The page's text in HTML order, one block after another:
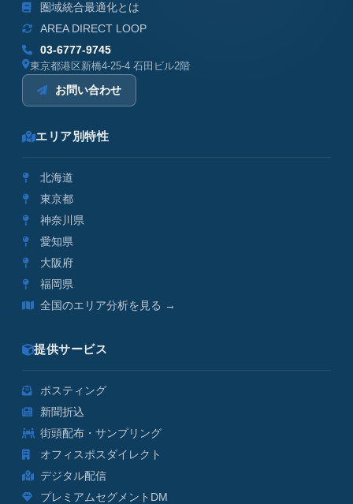
圏域統合最適化とは
AREA DIRECT LOOP
03-6777-9745
東京都港区新橋4-25-4 石田ビル2階
お問い合わせ
エリア別特性
北海道
東京都
神奈川県
愛知県
大阪府
福岡県
全国のエリア分析を見る →
提供サービス
ポスティング
新聞折込
街頭配布・サンプリング
オフィスポスダイレクト
デジタル配信
プレミアムセグメントDM